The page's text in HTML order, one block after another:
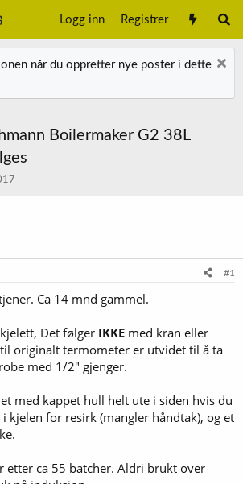
Logg inn Registrer
når du oppretter nye poster i dette
Boilermaker G2 38L
#1
Ca 14 mnd gammel.
Det følger IKKE med kran eller
originalt termometer er utvidet til å ta
med 1/2" gjenger.
med kappet hull helt ute i siden hvis du
kjelen for resirk (mangler håndtak), og et
etter ca 55 batcher. Aldri brukt over